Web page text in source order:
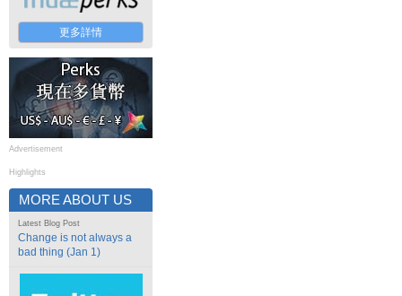
更多詳情
Advertisement
Highlights
MORE ABOUT US
Latest Blog Post
Change is not always a
bad thing (Jan 1)